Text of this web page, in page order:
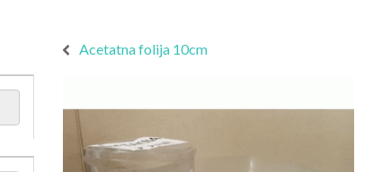
Acetatna folija 10cm